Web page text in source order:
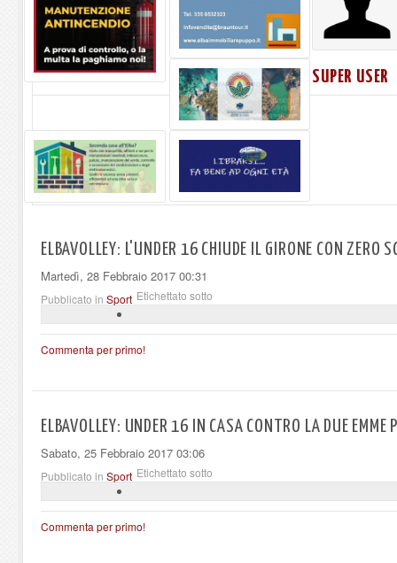
SUPER USER
ELBAVOLLEY: L'UNDER 16 CHIUDE IL GIRONE CON ZERO
Martedì, 28 Febbraio 2017 00:31
Pubblicato in Sport Etichettato sotto
Commenta per primo!
ELBAVOLLEY: UNDER 16 IN CASA CONTRO LA DUE EMME
Sabato, 25 Febbraio 2017 03:06
Pubblicato in Sport Etichettato sotto
Commenta per primo!